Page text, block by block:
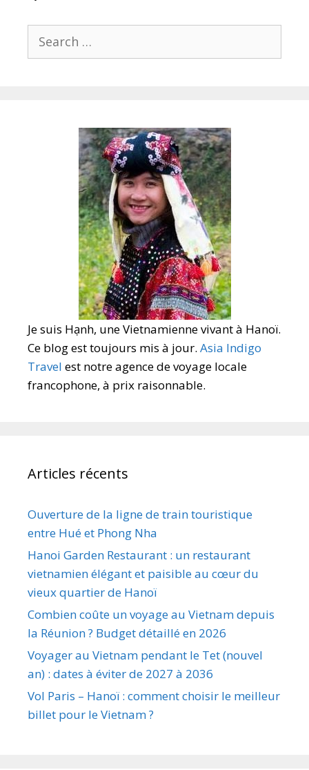
Je suis Hạnh, une Vietnamienne vivant à Hanoï.
Ce blog est toujours mis à jour. Asia Indigo
Travel est notre agence de voyage locale
francophone, à prix raisonnable.
Articles récents
Ouverture de la ligne de train touristique
entre Hué et Phong Nha
Hanoi Garden Restaurant : un restaurant
vietnamien élégant et paisible au cœur du
vieux quartier de Hanoï
Combien coûte un voyage au Vietnam depuis
la Réunion ? Budget détaillé en 2026
Voyager au Vietnam pendant le Tet (nouvel
an) : dates à éviter de 2027 à 2036
Vol Paris – Hanoï : comment choisir le meilleur
billet pour le Vietnam ?